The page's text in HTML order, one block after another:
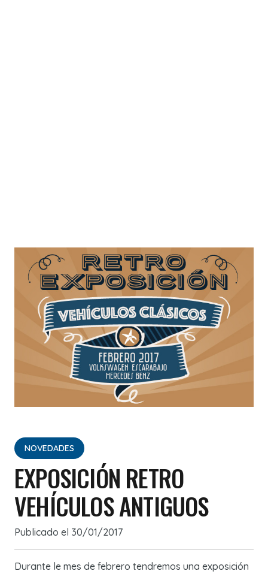
NOVEDADES
EXPOSICIÓN RETRO
VEHÍCULOS ANTIGUOS
Publicado el 30/01/2017
Durante le mes de febrero tendremos una exposición